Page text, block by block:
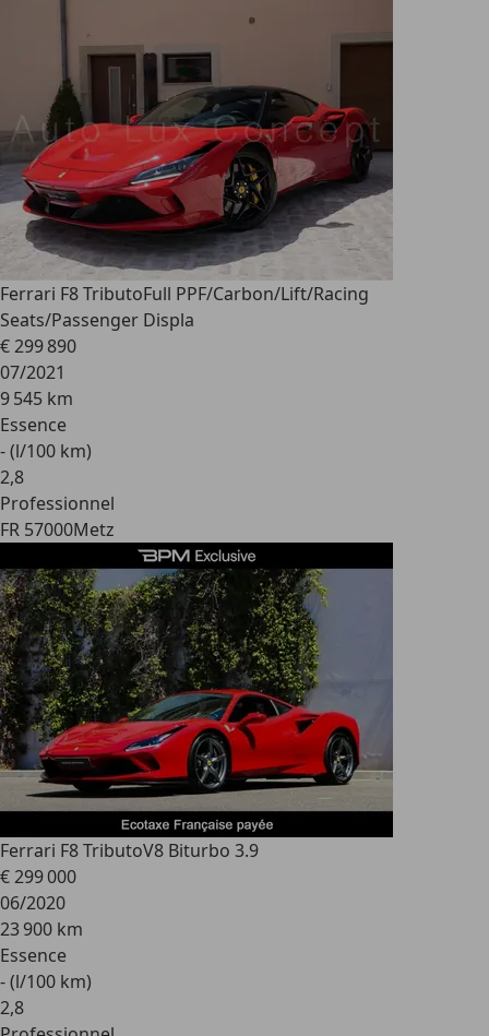
Ferrari F8 TributoFull PPF/Carbon/Lift/Racing
Seats/Passenger Displa
€ 299 890
07/2021
9 545 km
Essence
- (l/100 km)
2,8
Professionnel
FR 57000Metz
Ferrari F8 TributoV8 Biturbo 3.9
€ 299 000
06/2020
23 900 km
Essence
- (l/100 km)
2,8